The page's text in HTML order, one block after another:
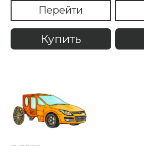
Перейти
Купить